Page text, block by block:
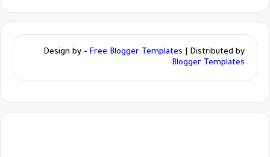
Design by - Free Blogger Templates | Distributed by
Blogger Templates